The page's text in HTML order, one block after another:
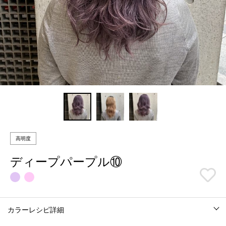
高明度
ディープパープル⑩
カラーレシピ詳細